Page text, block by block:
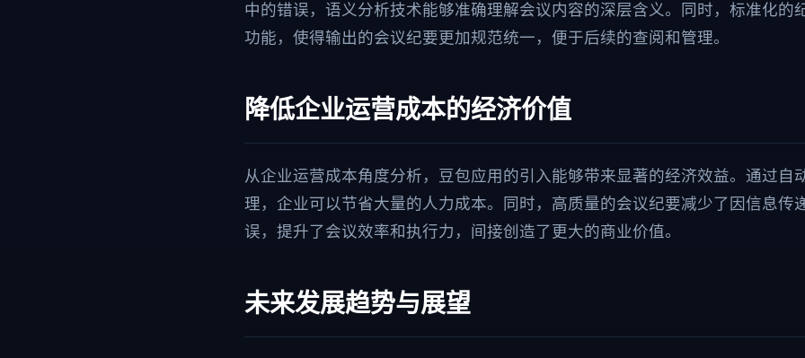
中的错误，语义分析技术能够准确理解会议内容的深层含义。同时，标准化的
功能，使得输出的会议纪要更加规范统一，便于后续的查阅和管理。
降低企业运营成本的经济价值
从企业运营成本角度分析，豆包应用的引入能够带来显著的经济效益。通过自
理，企业可以节省大量的人力成本。同时，高质量的会议纪要减少了因信息传
误，提升了会议效率和执行力，间接创造了更大的商业价值。
未来发展趋势与展望